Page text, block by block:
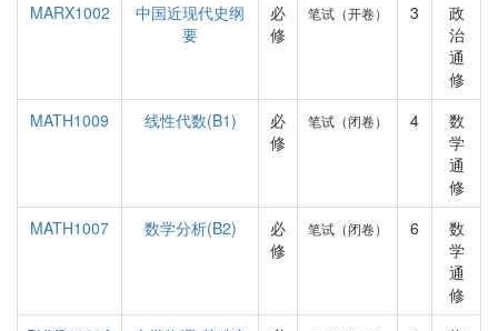
MARX1002
中国近现代史纲
要
必
修
笔试（开卷） 3
政
治
通
修
MATH1009
线性代数(B1)
必
修
笔试（闭卷） 4
数
学
通
修
MATH1007
数学分析(B2)
必
修
笔试（闭卷） 6
数
学
通
修